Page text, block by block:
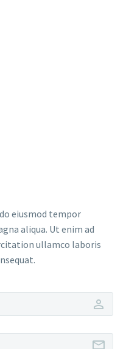
eiusmod tempor
aliqua. Ut enim ad
ullamco laboris